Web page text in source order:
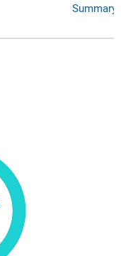
Summary